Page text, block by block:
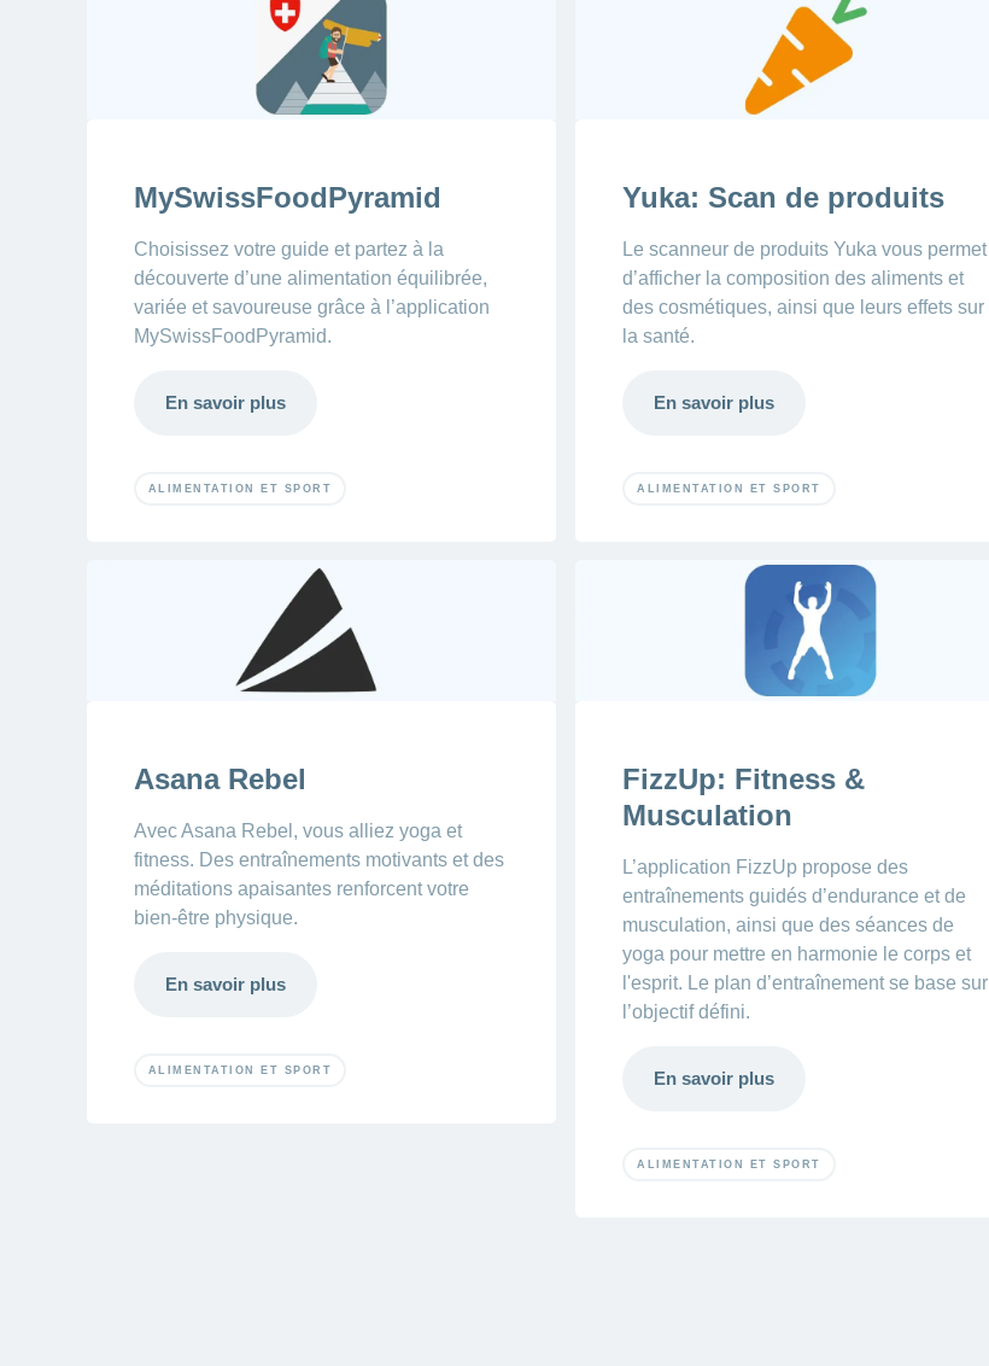
MySwissFoodPyramid
Choisissez votre guide et partez à la
découverte d’une alimentation équilibrée,
variée et savoureuse grâce à l’application
MySwissFoodPyramid.
En savoir plus
ALIMENTATION ET SPORT
Yuka: Scan de produits
Le scanneur de produits Yuka vous permet
d’afficher la composition des aliments et
des cosmétiques, ainsi que leurs effets sur
la santé.
En savoir plus
ALIMENTATION ET SPORT
Asana Rebel
Avec Asana Rebel, vous alliez yoga et
fitness. Des entraînements motivants et des
méditations apaisantes renforcent votre
bien-être physique.
En savoir plus
ALIMENTATION ET SPORT
FizzUp: Fitness &
Musculation
L’application FizzUp propose des
entraînements guidés d’endurance et de
musculation, ainsi que des séances de
yoga pour mettre en harmonie le corps et
l'esprit. Le plan d’entraînement se base sur
l’objectif défini.
En savoir plus
ALIMENTATION ET SPORT